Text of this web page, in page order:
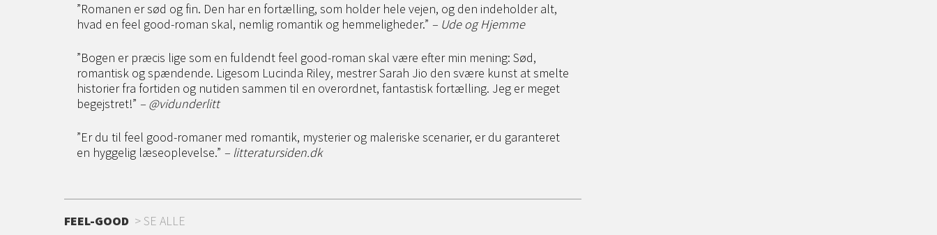
”Romanen er sød og fin. Den har en fortælling, som holder hele vejen, og den indeholder alt,
hvad en feel good-roman skal, nemlig romantik og hemmeligheder.” – Ude og Hjemme
”Bogen er præcis lige som en fuldendt feel good-roman skal være efter min mening: Sød,
romantisk og spændende. Ligesom Lucinda Riley, mestrer Sarah Jio den svære kunst at smelte
historier fra fortiden og nutiden sammen til en overordnet, fantastisk fortælling. Jeg er meget
begejstret!” – @vidunderlitt
”Er du til feel good-romaner med romantik, mysterier og maleriske scenarier, er du garanteret
en hyggelig læseoplevelse.” – litteratursiden.dk
FEEL-GOOD SE ALLE